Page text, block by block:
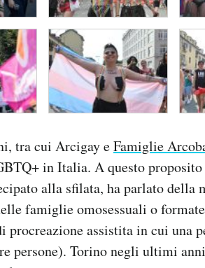
tra cui Arcigay eFamiglie
in Italia. A questo
alla sfilata, ha parlato della
famiglie omosessuali o
procreazione assistita in cui una
persone). Torino negli ultimi